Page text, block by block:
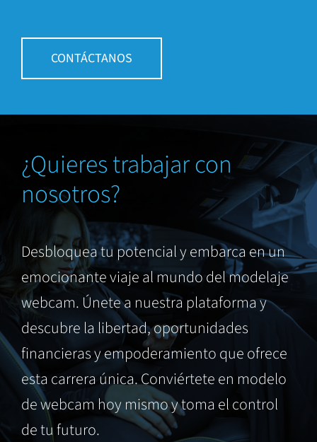
CONTÁCTANOS
¿Quieres trabajar con
nosotros?
Desbloquea tu potencial y embarca en un
emocionante viaje al mundo del modelaje
webcam. Únete a nuestra plataforma y
descubre la libertad, oportunidades
financieras y empoderamiento que ofrece
esta carrera única. Conviértete en modelo
de webcam hoy mismo y toma el control
de tu futuro.